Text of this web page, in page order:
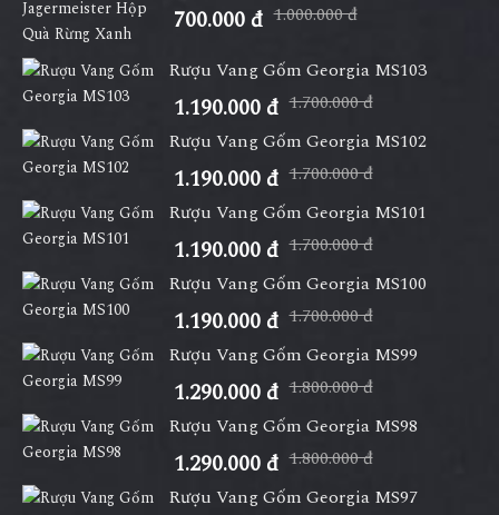
700.000 đ 1.000.000 đ
Rượu Vang Gốm Georgia MS103
1.190.000 đ 1.700.000 đ
Rượu Vang Gốm Georgia MS102
1.190.000 đ 1.700.000 đ
Rượu Vang Gốm Georgia MS101
1.190.000 đ 1.700.000 đ
Rượu Vang Gốm Georgia MS100
1.190.000 đ 1.700.000 đ
Rượu Vang Gốm Georgia MS99
1.290.000 đ 1.800.000 đ
Rượu Vang Gốm Georgia MS98
1.290.000 đ 1.800.000 đ
Rượu Vang Gốm Georgia MS97